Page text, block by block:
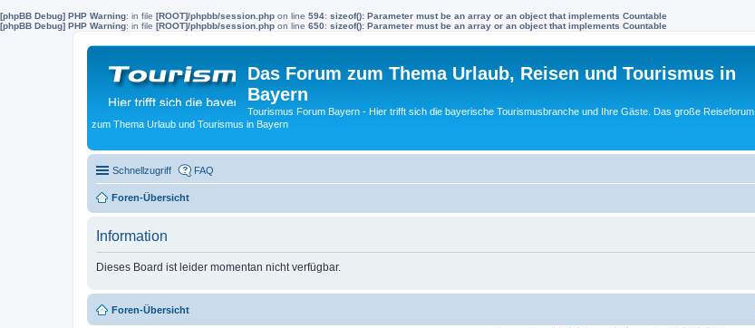
[phpBB Debug] PHP Warning: in file [ROOT]/phpbb/session.php on line 594: sizeof(): Parameter must be an array or an object that implements Countable
[phpBB Debug] PHP Warning: in file [ROOT]/phpbb/session.php on line 650: sizeof(): Parameter must be an array or an object that implements Countable
Das Forum zum Thema Urlaub, Reisen und Tourismus in
Bayern
Tourismus Forum Bayern - Hier trifft sich die bayerische Tourismusbranche und Ihre Gäste. Das große Reiseforum
zum Thema Urlaub und Tourismus in Bayern
Schnellzugriff FAQ
Foren-Übersicht
Information
Dieses Board ist leider momentan nicht verfügbar.
Foren-Übersicht